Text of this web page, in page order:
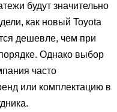
будут значительно
как новый Toyota
дешевле, чем при
Однако выбор
часто
или комплектацию в